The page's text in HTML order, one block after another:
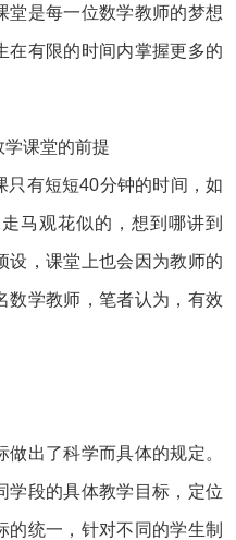
堂是每一位数学教师的梦想
在有限的时间内掌握更多的
课堂的前提
只有短短40分钟的时间，如
马观花似的，想到哪讲到
设，课堂上也会因为教师的
数学教师，笔者认为，有效
出了科学而具体的规定。
学段的具体教学目标，定位
统一，针对不同的学生制